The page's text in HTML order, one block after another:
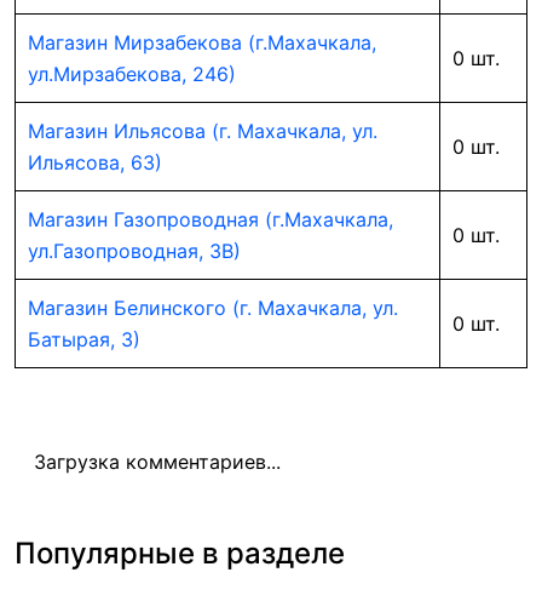
Магазин Мирзабекова (г.Махачкала,
ул.Мирзабекова, 246)
0 шт.
Магазин Ильясова (г. Махачкала, ул.
Ильясова, 63)
0 шт.
Магазин Газопроводная (г.Махачкала,
ул.Газопроводная, 3В)
0 шт.
Магазин Белинского (г. Махачкала, ул.
Батырая, 3)
0 шт.
Загрузка комментариев...
Популярные в разделе